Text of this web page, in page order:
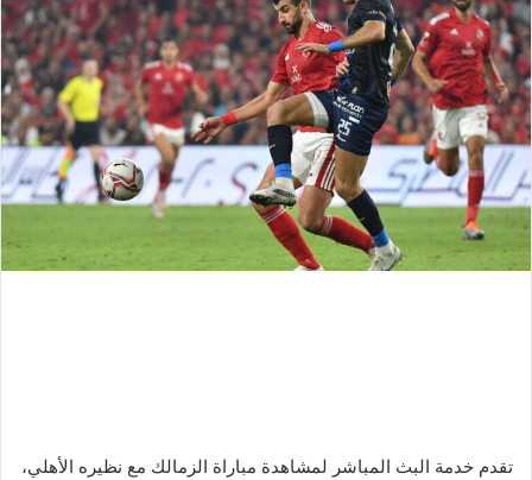
تقدم خدمة البث المباشر لمشاهدة مباراة الزمالك مع نظيره الأهلي،